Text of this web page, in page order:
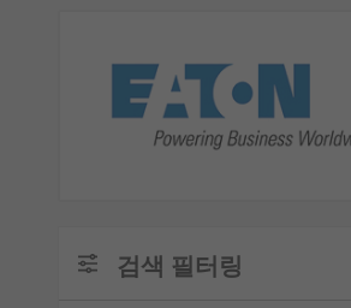
검색 필터링